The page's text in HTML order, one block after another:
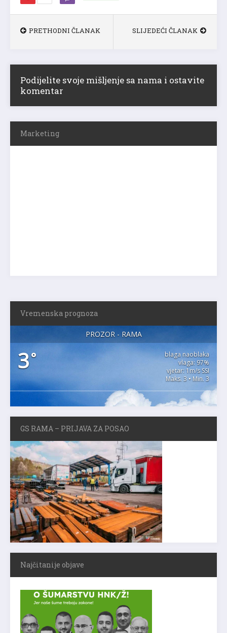
PRETHODNI ČLANAK SLIJEDEĆI ČLANAK
Podijelite svoje mišljenje sa nama i ostavite
komentar
Marketing
Vremenska prognoza
PROZOR - RAMA
3°
blaga naoblaka
vlaga: 97%
vjetar: 1m/s SSI
Maks. 3 • Min. 3
GS RAMA – PRIJAVA ZA POSAO
Najčitanije objave